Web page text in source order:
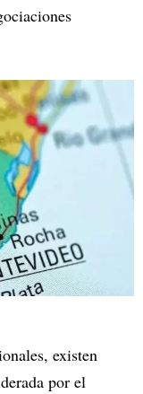
existen
por el